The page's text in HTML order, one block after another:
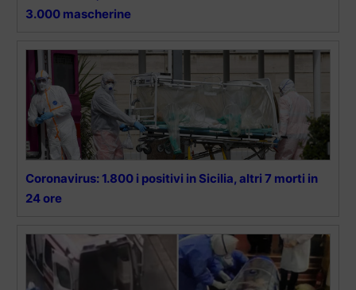
3.000 mascherine
Coronavirus: 1.800 i positivi in Sicilia, altri 7 morti in
24 ore